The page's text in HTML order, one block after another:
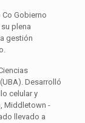
Gobierno
plena
gestión
Desarrolló
celular y
Middletown -
llevado a